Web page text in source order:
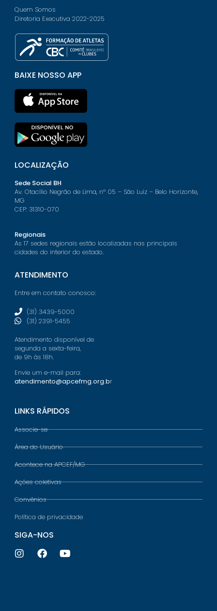
Quem Somos
Diretoria Executiva 2022-2025
BAIXE NOSSO APP
LOCALIZAÇÃO
Sede Social BH
Av. Otacílio Negrão de Lima, nº 05 – São Luiz – Belo Horizonte,
MG
CEP: 31310-070
Regionais
As 17 sedes regionais estão localizadas nas principais
cidades do interior do estado.
ATENDIMENTO
Entre em contato conosco:
(31) 3439-5000
(31) 2391-5455
Atendimento disponível de
segunda a sexta-feira,
de 9h às 18h.
Envie um e-mail para:
atendimento@apcefmg.org.br
LINKS RÁPIDOS
Associe-se
Área do Usuário
Acontece na APCEF/MG
Ações coletivas
Convênios
Política de privacidade
SIGA-NOS